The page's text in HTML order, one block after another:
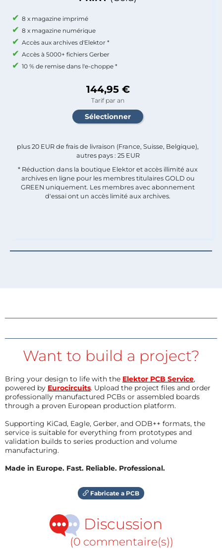
8 x magazine imprimé
8 x magazine numérique
Accès aux archives d'Elektor *
Accès à 5000+ fichiers Gerber
10 % de remise dans l'e-choppe *
144,95 €
Tarif par an
plus 20 EUR de frais de livraison (France, Suisse, Belgique),
autres pays : 25 EUR
* Réduction dans la boutique Elektor et accès illimité aux
archives en ligne pour les membres titulaires GOLD ou
GREEN uniquement. Les membres avec abonnement
d'essai ont un accès limité aux archives.
Want to build a project?
Bring your design to life with the Elektor PCB Service,
powered by Eurocircuits. Upload the project files and order
professionally manufactured PCBs or assembled boards
through a proven European production platform.
Supporting KiCad, Eagle, Gerber, and ODB++ formats, the
service is suitable for everything from prototypes and
validation builds to series production and volume
manufacturing.
Made in Europe. Fast. Reliable. Professional.
Fabricate a PCB
Discussion
(0 commentaire(s))